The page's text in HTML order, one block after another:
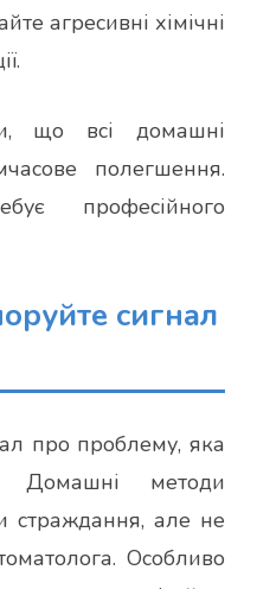
агресивні хімічні
що всі домашні
полегшення.
професійного
сигнал
про проблему, яка
Домашні методи
страждання, але не
Особливо